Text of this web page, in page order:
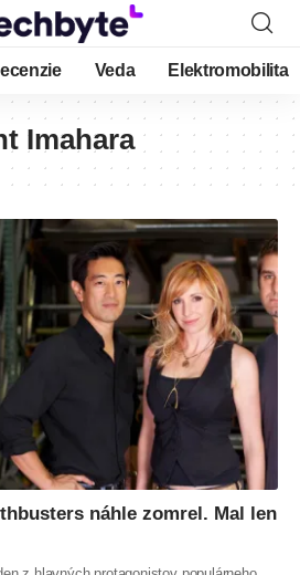
Veda Elektromobilita
Imahara
náhle zomrel. Mal len